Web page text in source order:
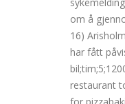
om å
16)
har fått
restaurant
for